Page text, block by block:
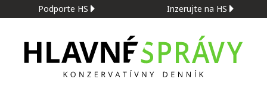
Podporte HS Inzerujte na HS